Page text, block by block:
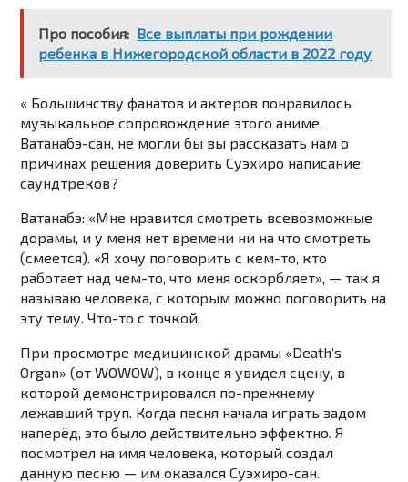
Про пособия: Все выплаты при рождении
ребенка в Нижегородской области в 2022 году
« Большинству фанатов и актеров понравилось
музыкальное сопровождение этого аниме.
Ватанабэ-сан, не могли бы вы рассказать нам о
причинах решения доверить Суэхиро написание
саундтреков?
Ватанабэ: «Мне нравится смотреть всевозможные
дорамы, и у меня нет времени ни на что смотреть
(смеется). «Я хочу поговорить с кем-то, кто
работает над чем-то, что меня оскорбляет», — так я
называю человека, с которым можно поговорить на
эту тему. Что-то с точкой.
При просмотре медицинской драмы «Death’s
Organ» (от WOWOW), в конце я увидел сцену, в
которой демонстрировался по-прежнему
лежавший труп. Когда песня начала играть задом
наперёд, это было действительно эффектно. Я
посмотрел на имя человека, который создал
данную песню — им оказался Суэхиро-сан.